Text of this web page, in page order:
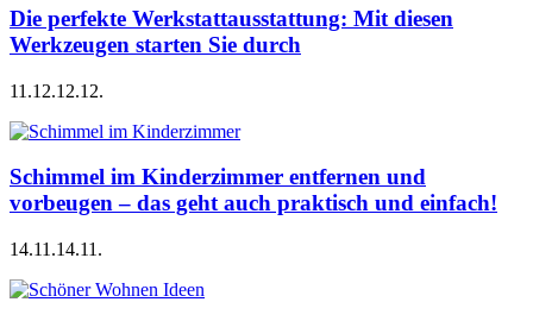
Die perfekte Werkstattausstattung: Mit diesen
Werkzeugen starten Sie durch
11.12.12.12.
Schimmel im Kinderzimmer entfernen und
vorbeugen – das geht auch praktisch und einfach!
14.11.14.11.